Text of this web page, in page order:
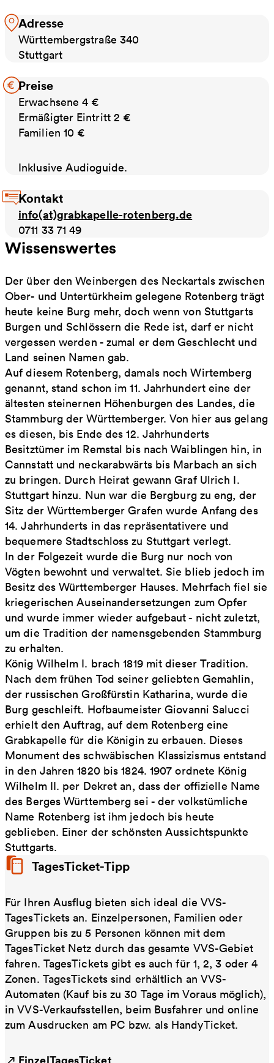
Adresse
Württembergstraße 340
Stuttgart
Preise
Erwachsene 4 €
Ermäßigter Eintritt 2 €
Familien 10 €
Inklusive Audioguide.
Kontakt
info(at)grabkapelle-rotenberg.de
0711 33 71 49
Wissenswertes
Der über den Weinbergen des Neckartals zwischen
Ober- und Untertürkheim gelegene Rotenberg trägt
heute keine Burg mehr, doch wenn von Stuttgarts
Burgen und Schlössern die Rede ist, darf er nicht
vergessen werden - zumal er dem Geschlecht und
Land seinen Namen gab.
Auf diesem Rotenberg, damals noch Wirtemberg
genannt, stand schon im 11. Jahrhundert eine der
ältesten steinernen Höhenburgen des Landes, die
Stammburg der Württemberger. Von hier aus gelang
es diesen, bis Ende des 12. Jahrhunderts
Besitztümer im Remstal bis nach Waiblingen hin, in
Cannstatt und neckarabwärts bis Marbach an sich
zu bringen. Durch Heirat gewann Graf Ulrich I.
Stuttgart hinzu. Nun war die Bergburg zu eng, der
Sitz der Württemberger Grafen wurde Anfang des
14. Jahrhunderts in das repräsentativere und
bequemere Stadtschloss zu Stuttgart verlegt.
In der Folgezeit wurde die Burg nur noch von
Vögten bewohnt und verwaltet. Sie blieb jedoch im
Besitz des Württemberger Hauses. Mehrfach fiel sie
kriegerischen Auseinandersetzungen zum Opfer
und wurde immer wieder aufgebaut - nicht zuletzt,
um die Tradition der namensgebenden Stammburg
zu erhalten.
König Wilhelm I. brach 1819 mit dieser Tradition.
Nach dem frühen Tod seiner geliebten Gemahlin,
der russischen Großfürstin Katharina, wurde die
Burg geschleift. Hofbaumeister Giovanni Salucci
erhielt den Auftrag, auf dem Rotenberg eine
Grabkapelle für die Königin zu erbauen. Dieses
Monument des schwäbischen Klassizismus entstand
in den Jahren 1820 bis 1824. 1907 ordnete König
Wilhelm II. per Dekret an, dass der offizielle Name
des Berges Württemberg sei - der volkstümliche
Name Rotenberg ist ihm jedoch bis heute
geblieben. Einer der schönsten Aussichtspunkte
Stuttgarts.
TagesTicket-Tipp
Für Ihren Ausflug bieten sich ideal die VVS-
TagesTickets an. Einzelpersonen, Familien oder
Gruppen bis zu 5 Personen können mit dem
TagesTicket Netz durch das gesamte VVS-Gebiet
fahren. TagesTickets gibt es auch für 1, 2, 3 oder 4
Zonen. TagesTickets sind erhältlich an VVS-
Automaten (Kauf bis zu 30 Tage im Voraus möglich),
in VVS-Verkaufsstellen, beim Busfahrer und online
zum Ausdrucken am PC bzw. als HandyTicket.
EinzelTagesTicket